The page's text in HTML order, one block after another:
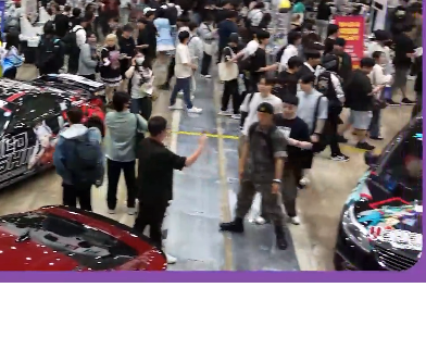
제1회 대한민국 문해의 달 및 컨퍼런스 2026 규